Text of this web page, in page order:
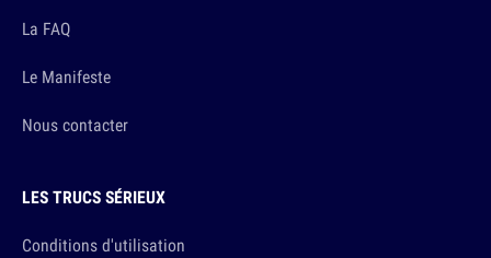
La FAQ
Le Manifeste
Nous contacter
LES TRUCS SÉRIEUX
Conditions d'utilisation